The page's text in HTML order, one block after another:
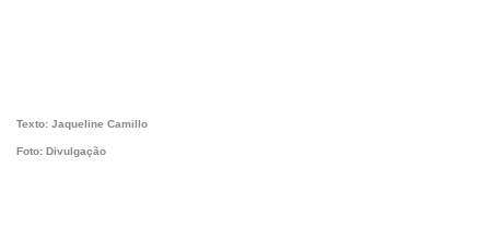
Texto: Jaqueline Camillo
Foto: Divulgação